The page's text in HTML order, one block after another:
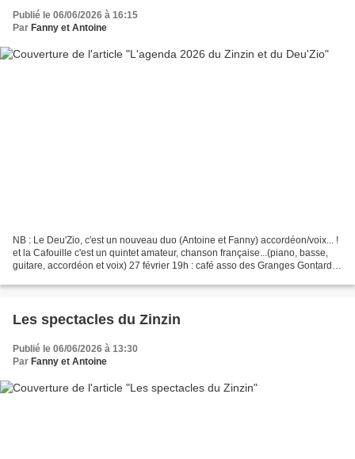
Publié le 06/06/2026 à 16:15
Par Fanny et Antoine
NB : Le Deu'Zio, c'est un nouveau duo (Antoine et Fanny) accordéon/voix... !
et la Cafouille c'est un quintet amateur, chanson française...(piano, basse,
guitare, accordéon et voix) 27 février 19h : café asso des Granges Gontardes
Les spectacles du Zinzin
Publié le 06/06/2026 à 13:30
Par Fanny et Antoine